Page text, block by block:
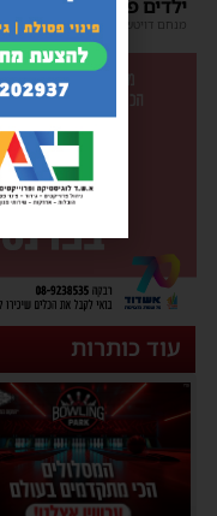
ילדים פרצו בבכי
מנחם דויטש 11:34 | 1 תגובות
עוד כותרות